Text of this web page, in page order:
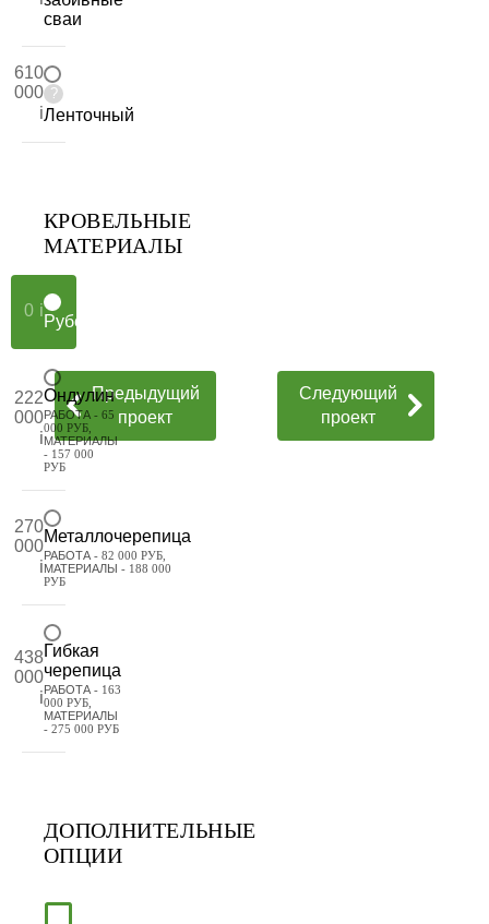
Предыдущий
проект
Следующий
проект
сваи
?
Ленточный
610
000
КРОВЕЛЬНЫЕ
МАТЕРИАЛЫ
Рубероид
0
Ондулин
РАБОТА - 65
000 РУБ,
МАТЕРИАЛЫ
- 157 000
РУБ
222
000
Металлочерепица
РАБОТА - 82 000 РУБ,
МАТЕРИАЛЫ - 188 000
РУБ
270
000
Гибкая
черепица
РАБОТА - 163
000 РУБ,
МАТЕРИАЛЫ
- 275 000 РУБ
438
000
ДОПОЛНИТЕЛЬНЫЕ
ОПЦИИ